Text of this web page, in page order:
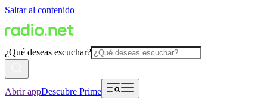
Saltar al contenido
¿Qué deseas escuchar?
Abrir appDescubre Prime